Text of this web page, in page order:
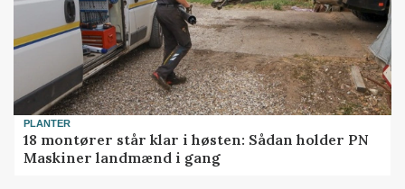
PLANTER
18 montører står klar i høsten: Sådan holder PN
Maskiner landmænd i gang